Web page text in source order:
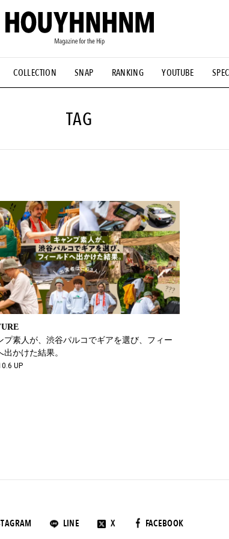
COLLECTION SNAP RANKING YOUTUBE
ット #NEW VINTAGE #マイナーグッド図鑑 #路
#AH.H #ととけん #FASHION #MUSIC
TAG
プ素人が、渋谷パルコでギアを選び、フィー
出かけた結果。
UP
LINE X FACEBOOK